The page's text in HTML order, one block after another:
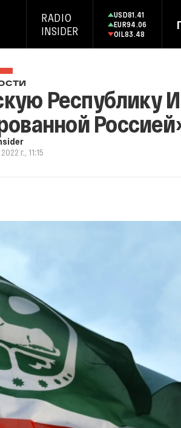
RADIO
INSIDER
USD81.41
EUR94.06
OIL83.48
Республику
г., 11:15